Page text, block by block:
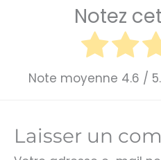
Notez
Note moyenne 4.6 /
Laisser un